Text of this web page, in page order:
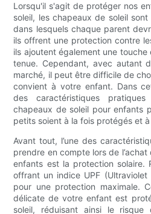
Lorsqu'il s'agit de protéger nos
soleil, les chapeaux de soleil
dans lesquels chaque parent
ils offrent une protection contre
ils ajoutent également une
tenue. Cependant, avec autant
marché, il peut être difficile de
convient à votre enfant. Dans
des caractéristiques
chapeaux de soleil pour enfants
petits soient à la fois protégés et
Avant tout, l’une des
prendre en compte lors de
enfants est la protection solaire.
offrant un indice UPF
pour une protection maximale.
délicate de votre enfant est
soleil, réduisant ainsi le